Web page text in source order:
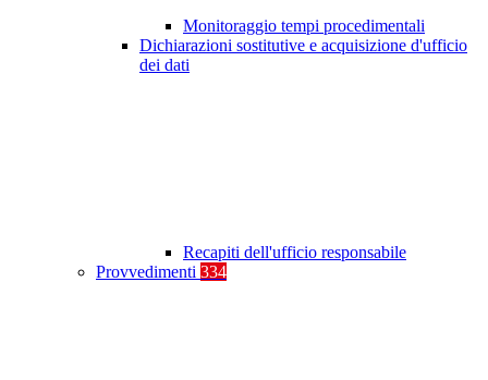
Monitoraggio tempi procedimentali
Dichiarazioni sostitutive e acquisizione d'ufficio
dei dati
Recapiti dell'ufficio responsabile
Provvedimenti 334